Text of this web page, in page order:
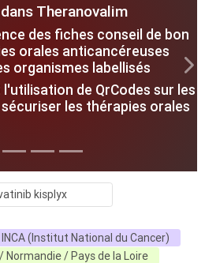
Theranovalim
des fiches conseil de bon
orales anticancéreuses
organismes labellisés
de QrCodes sur les
les thérapies orales
INCA (Institut National du Cancer)
Normandie / Pays de la Loire